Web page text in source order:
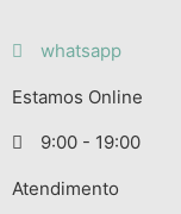
whatsapp
Estamos Online
9:00 - 19:00
Atendimento